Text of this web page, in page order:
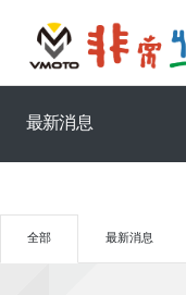
最新消息
全部 最新消息